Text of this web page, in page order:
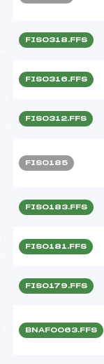
FIS0318.FFS
FIS0316.FFS
FIS0312.FFS
FIS0185
FIS0183.FFS
FIS0181.FFS
FIS0179.FFS
BNAF0063.FFS